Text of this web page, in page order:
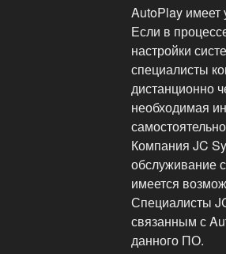
AutoPlay имеет
Если в
настройки
специалисты
дистанционно
необходимая
Компания JC
обслуживание
имеется
Специалисты
связанным с
данного ПО.